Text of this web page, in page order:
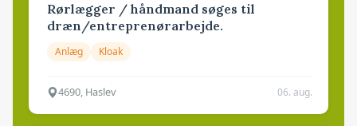
Rørlægger / håndmand søges til
dræn/entreprenørarbejde.
Anlæg Kloak
4690, Haslev 06. aug.